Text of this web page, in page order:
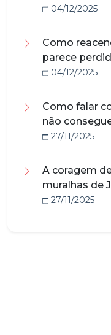
04/12/2025
Como
parece
04/12/2025
Como falar
não
27/11/2025
A coragem
muralhas de
27/11/2025